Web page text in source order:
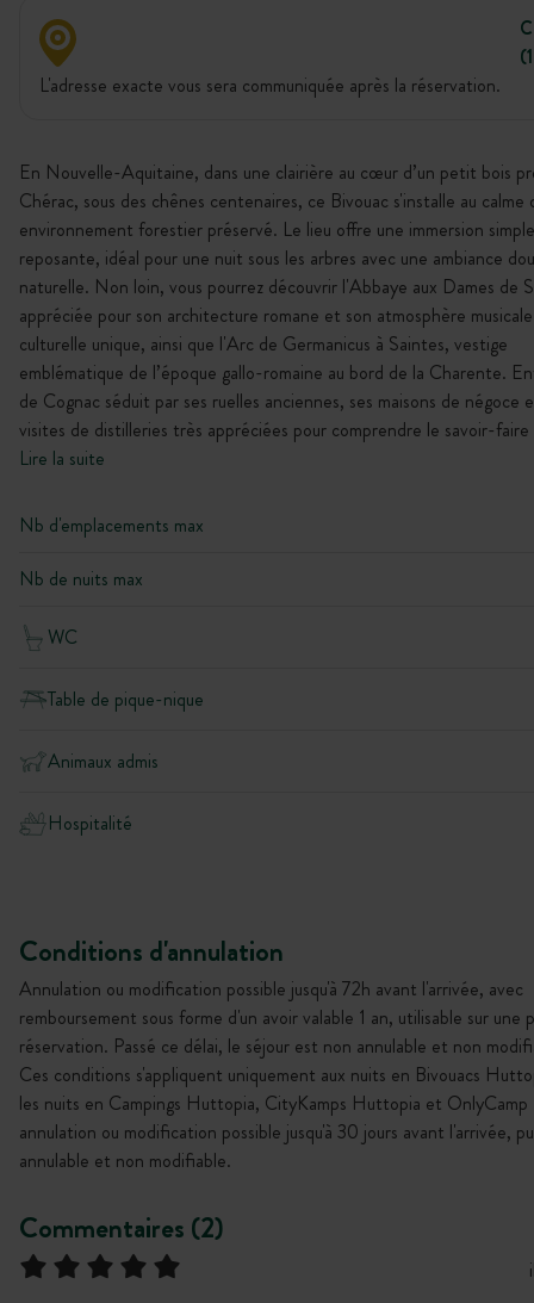
L'adresse exacte vous sera communiquée après la réservation.
En Nouvelle-Aquitaine, dans une clairière au cœur d’un petit bois
Chérac, sous des chênes centenaires, ce Bivouac s'installe au calme
environnement forestier préservé. Le lieu offre une immersion
reposante, idéal pour une nuit sous les arbres avec une ambiance
naturelle. Non loin, vous pourrez découvrir l'Abbaye aux Dames de
appréciée pour son architecture romane et son atmosphère
culturelle unique, ainsi que l'Arc de Germanicus à Saintes, vestige
emblématique de l’époque gallo-romaine au bord de la Charente.
de Cognac séduit par ses ruelles anciennes, ses maisons de négoce
visites de distilleries très appréciées pour comprendre le savoir-faire
Lire la suite
Nb d'emplacements max
Nb de nuits max
WC
Table de pique-nique
Animaux admis
Hospitalité
Conditions d'annulation
Annulation ou modification possible jusqu'à 72h avant l'arrivée, avec
remboursement sous forme d'un avoir valable 1 an, utilisable sur une
réservation. Passé ce délai, le séjour est non annulable et non
Ces conditions s'appliquent uniquement aux nuits en Bivouacs
les nuits en Campings Huttopia, CityKamps Huttopia et OnlyCamp
annulation ou modification possible jusqu'à 30 jours avant l'arrivée,
annulable et non modifiable.
Commentaires (2)